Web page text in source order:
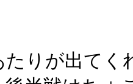
りが出てく